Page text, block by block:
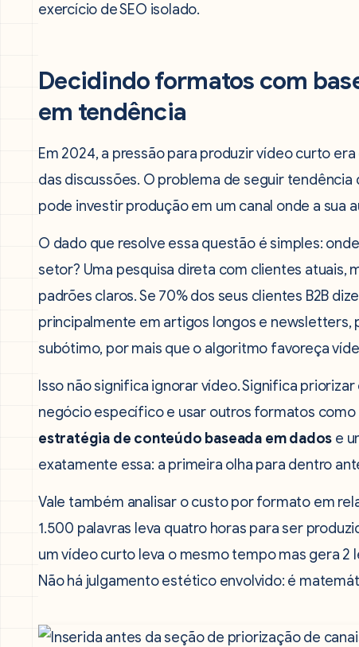
exercício de SEO isolado.
Decidindo formatos com
em tendência
Em 2024, a pressão para produzir vídeo curto
das discussões. O problema de seguir
pode investir produção em um canal onde a sua
O dado que resolve essa questão é simples:
setor? Uma pesquisa direta com clientes atuais,
padrões claros. Se 70% dos seus clientes B2B
principalmente em artigos longos e newsletters,
subótimo, por mais que o algoritmo favoreça
Isso não significa ignorar vídeo. Significa
negócio específico e usar outros formatos
estratégia de conteúdo baseada em dados e
exatamente essa: a primeira olha para dentro
Vale também analisar o custo por formato em
1.500 palavras leva quatro horas para ser
um vídeo curto leva o mesmo tempo mas gera
Não há julgamento estético envolvido: é